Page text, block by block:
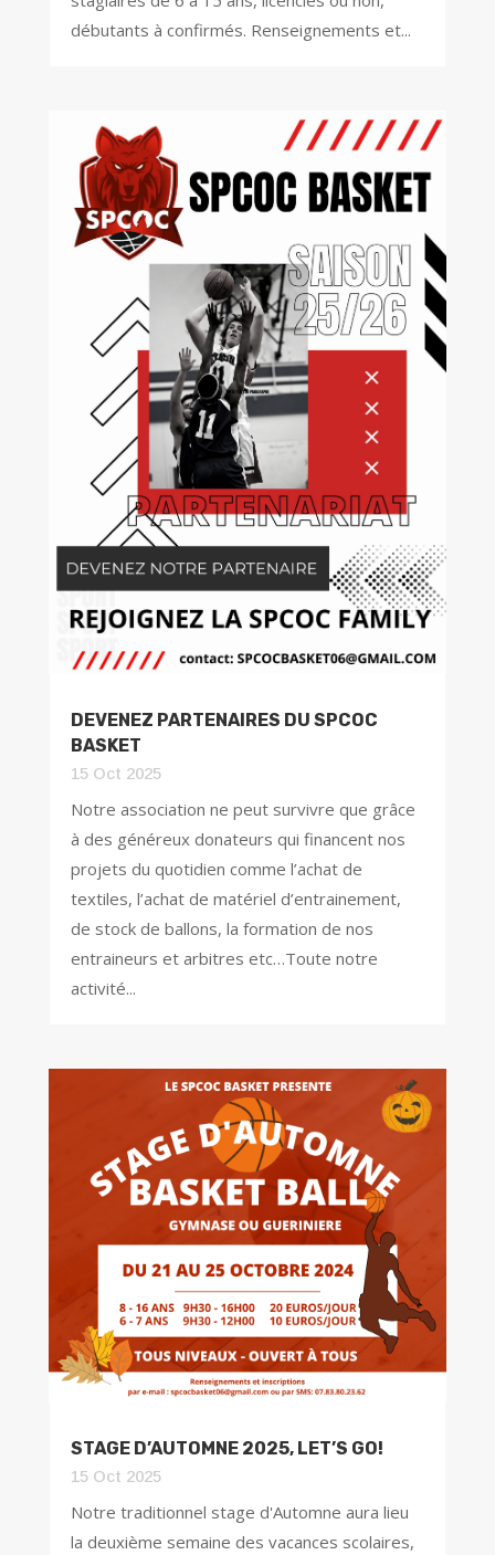
débutants à confirmés. Renseignements et...
DEVENEZ PARTENAIRES DU SPCOC
BASKET
15 Oct 2025
Notre association ne peut survivre que grâce
à des généreux donateurs qui financent nos
projets du quotidien comme l’achat de
textiles, l’achat de matériel d’entrainement,
de stock de ballons, la formation de nos
entraineurs et arbitres etc…Toute notre
activité...
STAGE D’AUTOMNE 2025, LET’S GO!
15 Oct 2025
Notre traditionnel stage d'Automne aura lieu
la deuxième semaine des vacances scolaires,